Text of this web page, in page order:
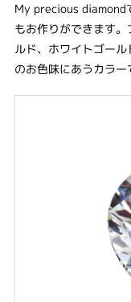
My precious diamond
もお作りができます
ルド、ホワイトゴー
のお色味にあうカラー